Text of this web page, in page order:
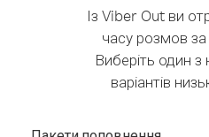
Із Viber Out ви
часу розмов
Виберіть один з
варіантів